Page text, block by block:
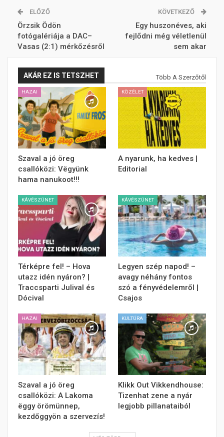
ELŐZŐ
Örzsik Ödön
fotógalériája a DAC–
Vasas (2:1) mérkőzésről
KÖVETKEZŐ
Egy huszonéves, aki
fejlődni még véletlenül
sem akar
AKÁR EZ IS TETSZHET Több A Szerzőtől
HAZAI
Szaval a jó öreg
csallóközi: Vëgyünk
hama nanukoot!!!
KÖZÉLET
A nyarunk, ha kedves |
Editorial
KÁVÉSZÜNET
Térképre fel! – Hova
utazz idén nyáron? |
Traccsparti Julival és
Dócival
KÁVÉSZÜNET
Legyen szép napod! –
avagy néhány fontos
szó a fényvédelemről |
Csajos
HAZAI
Szaval a jó öreg
csallóközi: A Lakoma
ëggy örömünnep,
kezdőggyön a szervezís!
KULTÚRA
Klikk Out Vikkendhouse:
Tizenhat zene a nyár
legjobb pillanataiból